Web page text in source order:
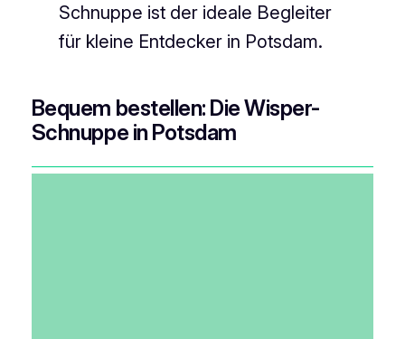
Schnuppe ist der ideale Begleiter
für kleine Entdecker in Potsdam.
Bequem bestellen: Die Wisper-
Schnuppe in Potsdam